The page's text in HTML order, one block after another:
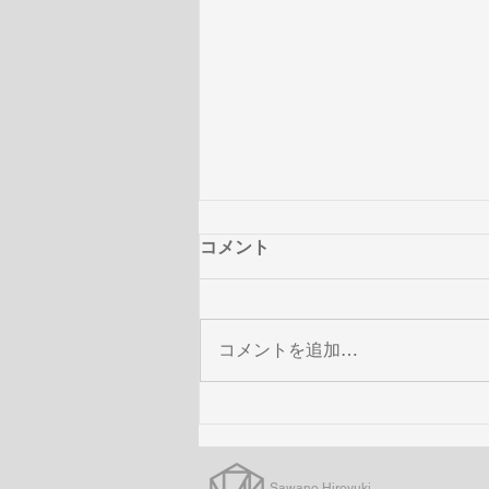
GUNDAM - 機動戦士ガンダム
UC・NT・HATHAWAY
コメント
コメントを追加…